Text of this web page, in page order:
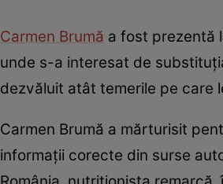
Carmen Brumă a fost prezentă
unde s-a interesat de
dezvăluit atât temerile pe care
Carmen Brumă a mărturisit
informații corecte din surse